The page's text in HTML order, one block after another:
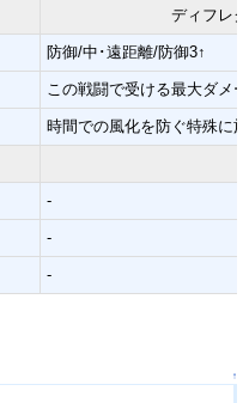
ディフレ
防御/中･遠距離/防御3↑
この戦闘で受ける最大ダメ
時間での風化を防ぐ特殊に
-
-
-
↑